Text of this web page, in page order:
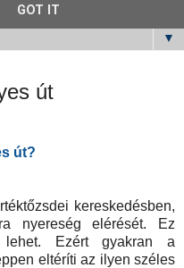
▼
út
út?
kereskedésben,
nyereség elérését. Ez
Ezért gyakran a
eltéríti az ilyen széles
GOT IT